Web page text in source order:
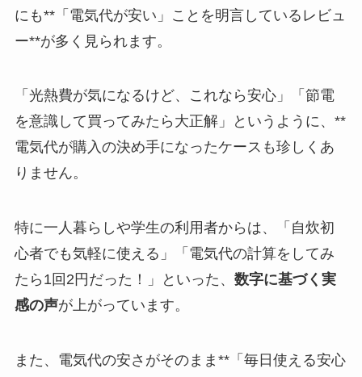
にも**「電気代が安い」ことを明言しているレビュ
ー**が多く見られます。
「光熱費が気になるけど、これなら安心」「節電
を意識して買ってみたら大正解」というように、**
電気代が購入の決め手になったケースも珍しくあ
りません。
特に一人暮らしや学生の利用者からは、「自炊初
心者でも気軽に使える」「電気代の計算をしてみ
たら1回2円だった！」といった、 数字に基づく実
感の声が上がっています。
また、電気代の安さがそのまま**「毎日使える安心